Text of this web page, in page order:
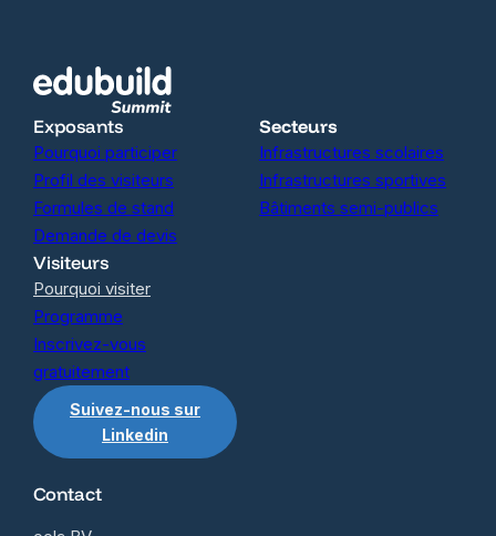
Exposants
Pourquoi participer
Profil des visiteurs
Formules de stand
Demande de devis
Visiteurs
Pourquoi visiter
Programme
Inscrivez-vous
gratuitement
Suivez-nous sur
Linkedin
Secteurs
Infrastructures scolaires
Infrastructures sportives
Bâtiments semi-publics
Contact